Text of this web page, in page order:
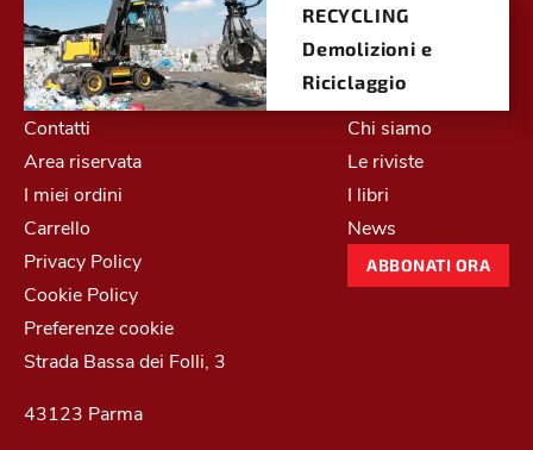
RECYCLING
Demolizioni e
Riciclaggio
Contatti
Area riservata
I miei ordini
Carrello
Privacy Policy
Cookie Policy
Preferenze cookie
Chi siamo
Le riviste
I libri
News
ABBONATI ORA
Strada Bassa dei Folli, 3
43123 Parma